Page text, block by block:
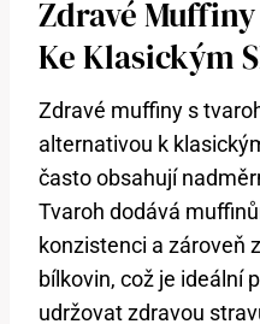
Zdravé
Ke Klasickým
Zdravé muffiny s
alternativou k
často obsahují
Tvaroh dodává
konzistenci a zároveň
bílkovin, což je ideální
udržovat zdravou